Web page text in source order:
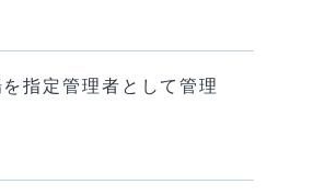
指定管理者として管理